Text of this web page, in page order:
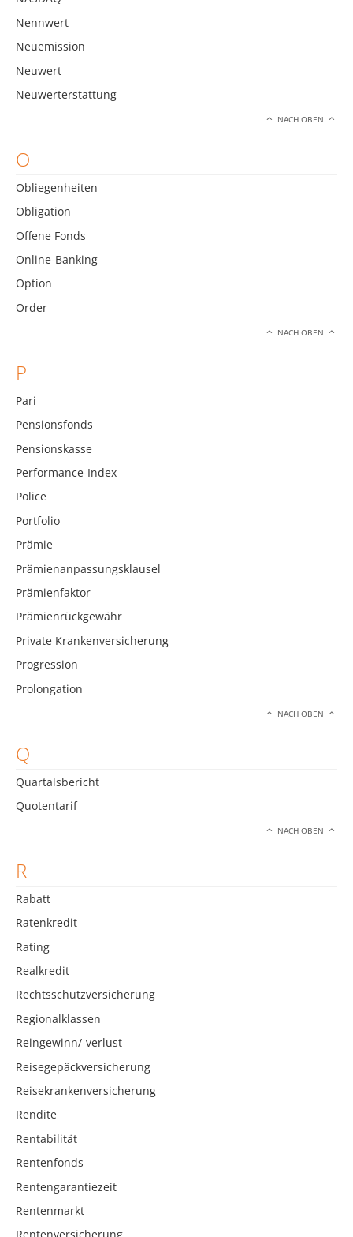
Nennwert
Neuemission
Neuwert
Neuwerterstattung
NACH OBEN
O
Obliegenheiten
Obligation
Offene Fonds
Online-Banking
Option
Order
NACH OBEN
P
Pari
Pensionsfonds
Pensionskasse
Performance-Index
Police
Portfolio
Prämie
Prämienanpassungsklausel
Prämienfaktor
Prämienrückgewähr
Private Krankenversicherung
Progression
Prolongation
NACH OBEN
Q
Quartalsbericht
Quotentarif
NACH OBEN
R
Rabatt
Ratenkredit
Rating
Realkredit
Rechtsschutzversicherung
Regionalklassen
Reingewinn/-verlust
Reisegepäckversicherung
Reisekrankenversicherung
Rendite
Rentabilität
Rentenfonds
Rentengarantiezeit
Rentenmarkt